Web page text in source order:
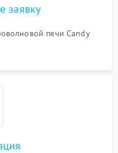
заявку
печи Candy